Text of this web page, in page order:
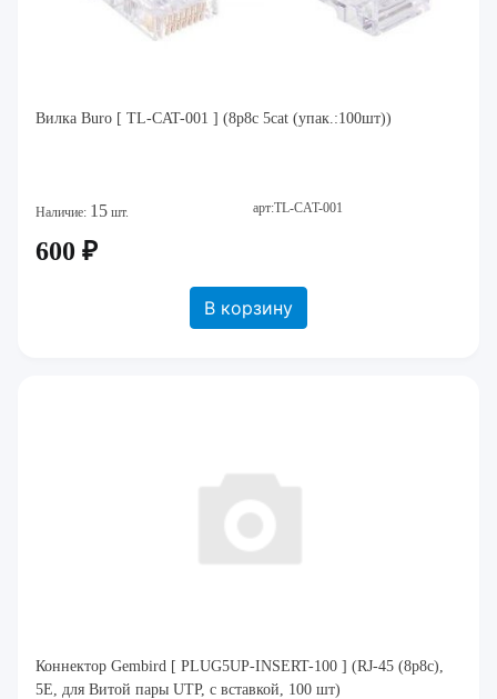
Вилка Buro [ TL-CAT-001 ] (8p8c 5cat (упак.:100шт))
Наличие: 15 шт. арт:TL-CAT-001
600 ₽
В корзину
Коннектор Gembird [ PLUG5UP-INSERT-100 ] (RJ-45 (8p8c),
5E, для Витой пары UTP, с вставкой, 100 шт)